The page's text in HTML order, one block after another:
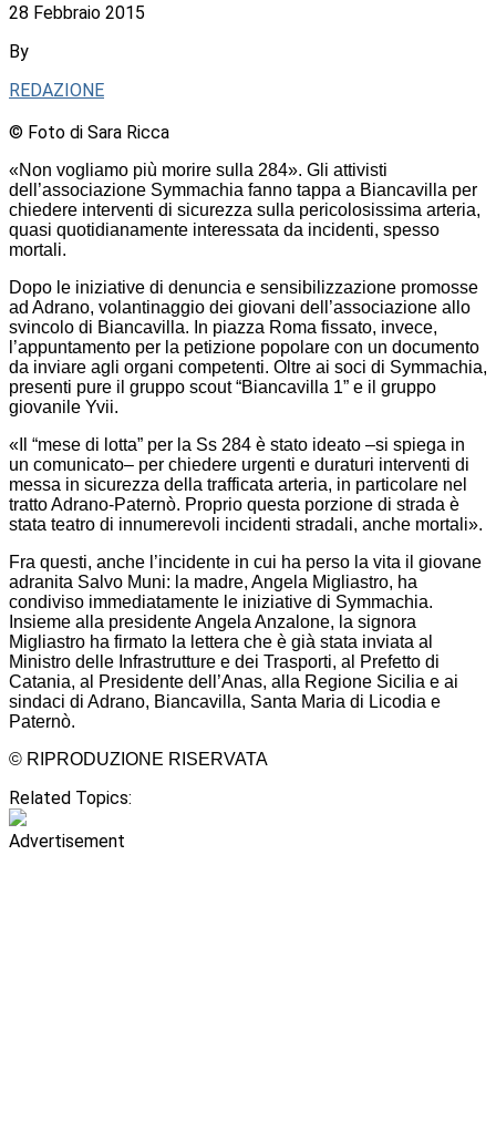
28 Febbraio 2015
By
REDAZIONE
© Foto di Sara Ricca
«Non vogliamo più morire sulla 284». Gli attivisti
dell’associazione Symmachia fanno tappa a Biancavilla per
chiedere interventi di sicurezza sulla pericolosissima arteria,
quasi quotidianamente interessata da incidenti, spesso
mortali.
Dopo le iniziative di denuncia e sensibilizzazione promosse
ad Adrano, volantinaggio dei giovani dell’associazione allo
svincolo di Biancavilla. In piazza Roma fissato, invece,
l’appuntamento per la petizione popolare con un documento
da inviare agli organi competenti. Oltre ai soci di Symmachia,
presenti pure il gruppo scout “Biancavilla 1” e il gruppo
giovanile Yvii.
«Il “mese di lotta” per la Ss 284 è stato ideato –si spiega in
un comunicato– per chiedere urgenti e duraturi interventi di
messa in sicurezza della trafficata arteria, in particolare nel
tratto Adrano-Paternò. Proprio questa porzione di strada è
stata teatro di innumerevoli incidenti stradali, anche mortali».
Fra questi, anche l’incidente in cui ha perso la vita il giovane
adranita Salvo Muni: la madre, Angela Migliastro, ha
condiviso immediatamente le iniziative di Symmachia.
Insieme alla presidente Angela Anzalone, la signora
Migliastro ha firmato la lettera che è già stata inviata al
Ministro delle Infrastrutture e dei Trasporti, al Prefetto di
Catania, al Presidente dell’Anas, alla Regione Sicilia e ai
sindaci di Adrano, Biancavilla, Santa Maria di Licodia e
Paternò.
© RIPRODUZIONE RISERVATA
Related Topics:
Advertisement